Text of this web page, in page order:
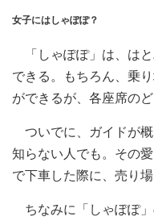
女子にはしゃぽぽ？
「しゃぽぽ」は、は
できる。もちろん、乗
ができるが、各座席の
ついでに、ガイドが
知らない人でも。その
で下車した際に、売り
ちなみに「しゃぽぽ